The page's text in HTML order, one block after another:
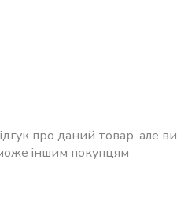
про даний товар, але ви
іншим покупцям